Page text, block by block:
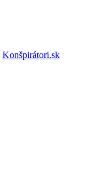
Konšpirátori.sk